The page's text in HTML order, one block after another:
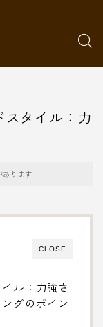
タイル：力
あります
CLOSE
ル：力強さ
グのポイン